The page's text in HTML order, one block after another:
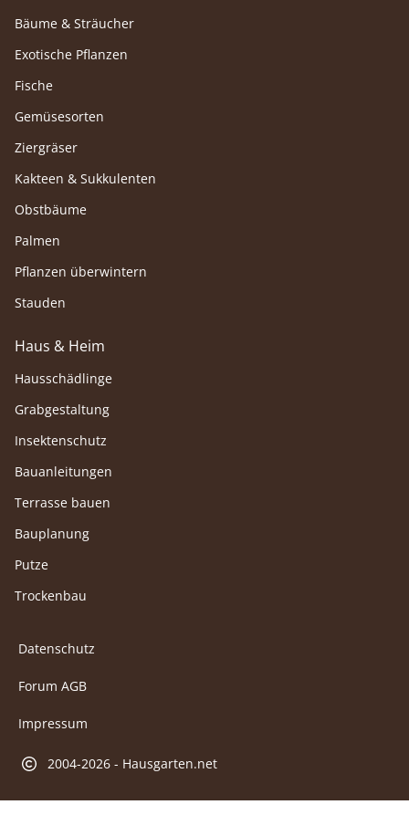
Bäume & Sträucher
Exotische Pflanzen
Fische
Gemüsesorten
Ziergräser
Kakteen & Sukkulenten
Obstbäume
Palmen
Pflanzen überwintern
Stauden
Haus & Heim
Hausschädlinge
Grabgestaltung
Insektenschutz
Bauanleitungen
Terrasse bauen
Bauplanung
Putze
Trockenbau
Datenschutz
Forum AGB
Impressum
2004-2026 - Hausgarten.net